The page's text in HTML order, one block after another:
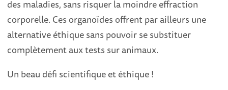
des maladies, sans risquer la moindre effraction
corporelle. Ces organoïdes offrent par ailleurs une
alternative éthique sans pouvoir se substituer
complètement aux tests sur animaux.
Un beau défi scientifique et éthique !